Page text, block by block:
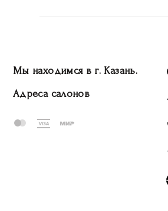
Мы находимся в г. Казань.
Адреса салонов